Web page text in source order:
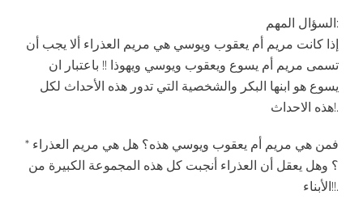
السؤال المهم:
إذا كانت مريم أم يعقوب ويوسي هي مريم العذراء ألا يجب أن
تسمى مريم أم يسوع ويعقوب ويوسي ويهوذا !! باعتبار ان
يسوع هو ابنها البكر والشخصية التي تدور هذه الأحداث لكل
هذه الاحداث!.
* فمن هي مريم أم يعقوب ويوسي هذه؟ هل هي مريم العذراء
؟ وهل يعقل أن العذراء أنجبت كل هذه المجموعة الكبيرة من
الأبناء!!.